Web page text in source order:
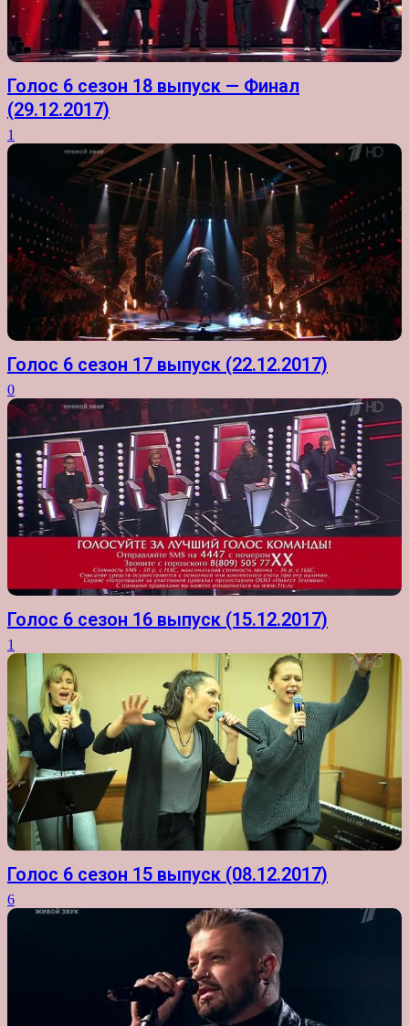
Голос 6 сезон 18 выпуск — Финал
(29.12.2017)
1
Голос 6 сезон 17 выпуск (22.12.2017)
0
Голос 6 сезон 16 выпуск (15.12.2017)
1
Голос 6 сезон 15 выпуск (08.12.2017)
6